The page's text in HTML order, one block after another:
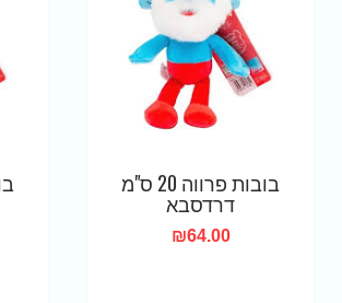
בובות פרווה 20 ס"מ
דרדסבא
₪64.00